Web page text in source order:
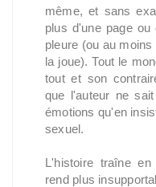
même, et sans
plus d'une page ou
pleure (ou au
la joue). Tout le
tout et son
que l'auteur ne
émotions qu'en
sexuel.
L'histoire traîne
rend plus